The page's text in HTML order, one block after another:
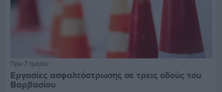
Πριν 7 ημέρες
Εργασίες ασφαλτόστρωσης σε τρεις οδούς του
Βαρβασίου